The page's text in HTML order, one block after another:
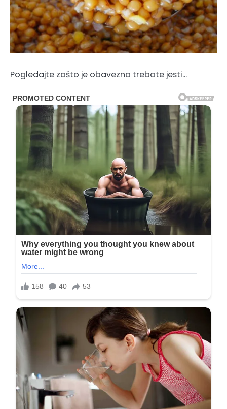
Pogledajte zašto je obavezno trebate jesti…